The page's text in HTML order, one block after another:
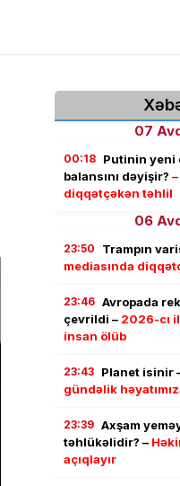
07
00:18 Putinin yeni
balansını dəyişir?
diqqətçəkən təhlil
06
23:50 Trampın
mediasında
23:46 Avropada
çevrildi – 2026-cı
insan ölüb
23:43 Planet isinir
gündəlik
23:39 Axşam
təhlükəlidir? –
açıqlayır